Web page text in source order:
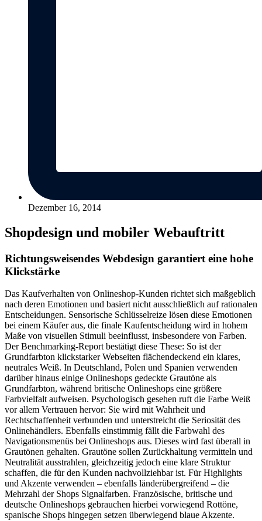
Dezember 16, 2014
Shopdesign und mobiler Webauftritt
Richtungsweisendes Webdesign garantiert eine hohe
Klickstärke
Das Kaufverhalten von Onlineshop-Kunden richtet sich maßgeblich
nach deren Emotionen und basiert nicht ausschließlich auf rationalen
Entscheidungen. Sensorische Schlüsselreize lösen diese Emotionen
bei einem Käufer aus, die finale Kaufentscheidung wird in hohem
Maße von visuellen Stimuli beeinflusst, insbesondere von Farben.
Der Benchmarking-Report bestätigt diese These: So ist der
Grundfarbton klickstarker Webseiten flächendeckend ein klares,
neutrales Weiß. In Deutschland, Polen und Spanien verwenden
darüber hinaus einige Onlineshops gedeckte Grautöne als
Grundfarbton, während britische Onlineshops eine größere
Farbvielfalt aufweisen. Psychologisch gesehen ruft die Farbe Weiß
vor allem Vertrauen hervor: Sie wird mit Wahrheit und
Rechtschaffenheit verbunden und unterstreicht die Seriosität des
Onlinehändlers. Ebenfalls einstimmig fällt die Farbwahl des
Navigationsmenüs bei Onlineshops aus. Dieses wird fast überall in
Grautönen gehalten. Grautöne sollen Zurückhaltung vermitteln und
Neutralität ausstrahlen, gleichzeitig jedoch eine klare Struktur
schaffen, die für den Kunden nachvollziehbar ist. Für Highlights
und Akzente verwenden – ebenfalls länderübergreifend – die
Mehrzahl der Shops Signalfarben. Französische, britische und
deutsche Onlineshops gebrauchen hierbei vorwiegend Rottöne,
spanische Shops hingegen setzen überwiegend blaue Akzente.